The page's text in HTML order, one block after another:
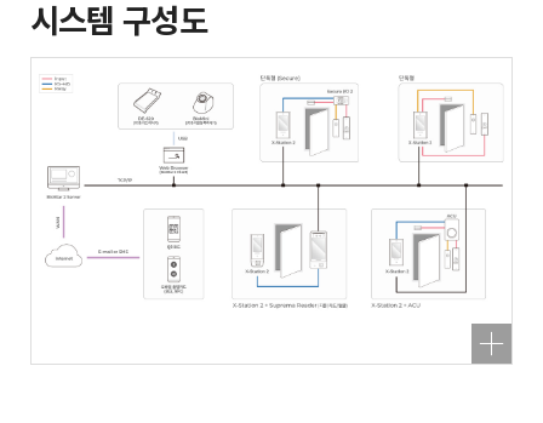
시스템 구성도